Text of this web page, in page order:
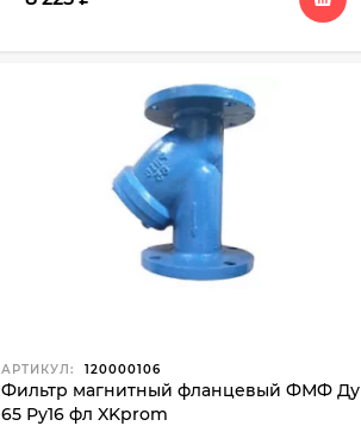
АРТИКУЛ: 120000106
Фильтр магнитный фланцевый ФМФ Ду
65 Ру16 фл XKprom